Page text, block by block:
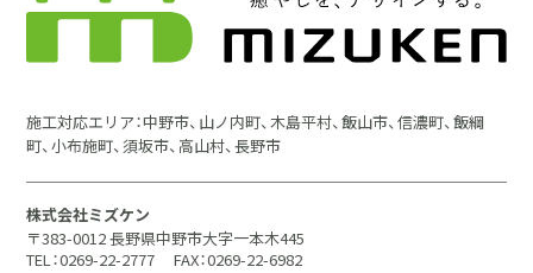
施工対応エリア：中野市、山ノ内町、木島平村、飯山市、信濃町、飯綱
町、小布施町、須坂市、高山村、長野市
株式会社ミズケン
〒383-0012 長野県中野市大字一本木445
TEL：0269-22-2777
FAX：0269-22-6982